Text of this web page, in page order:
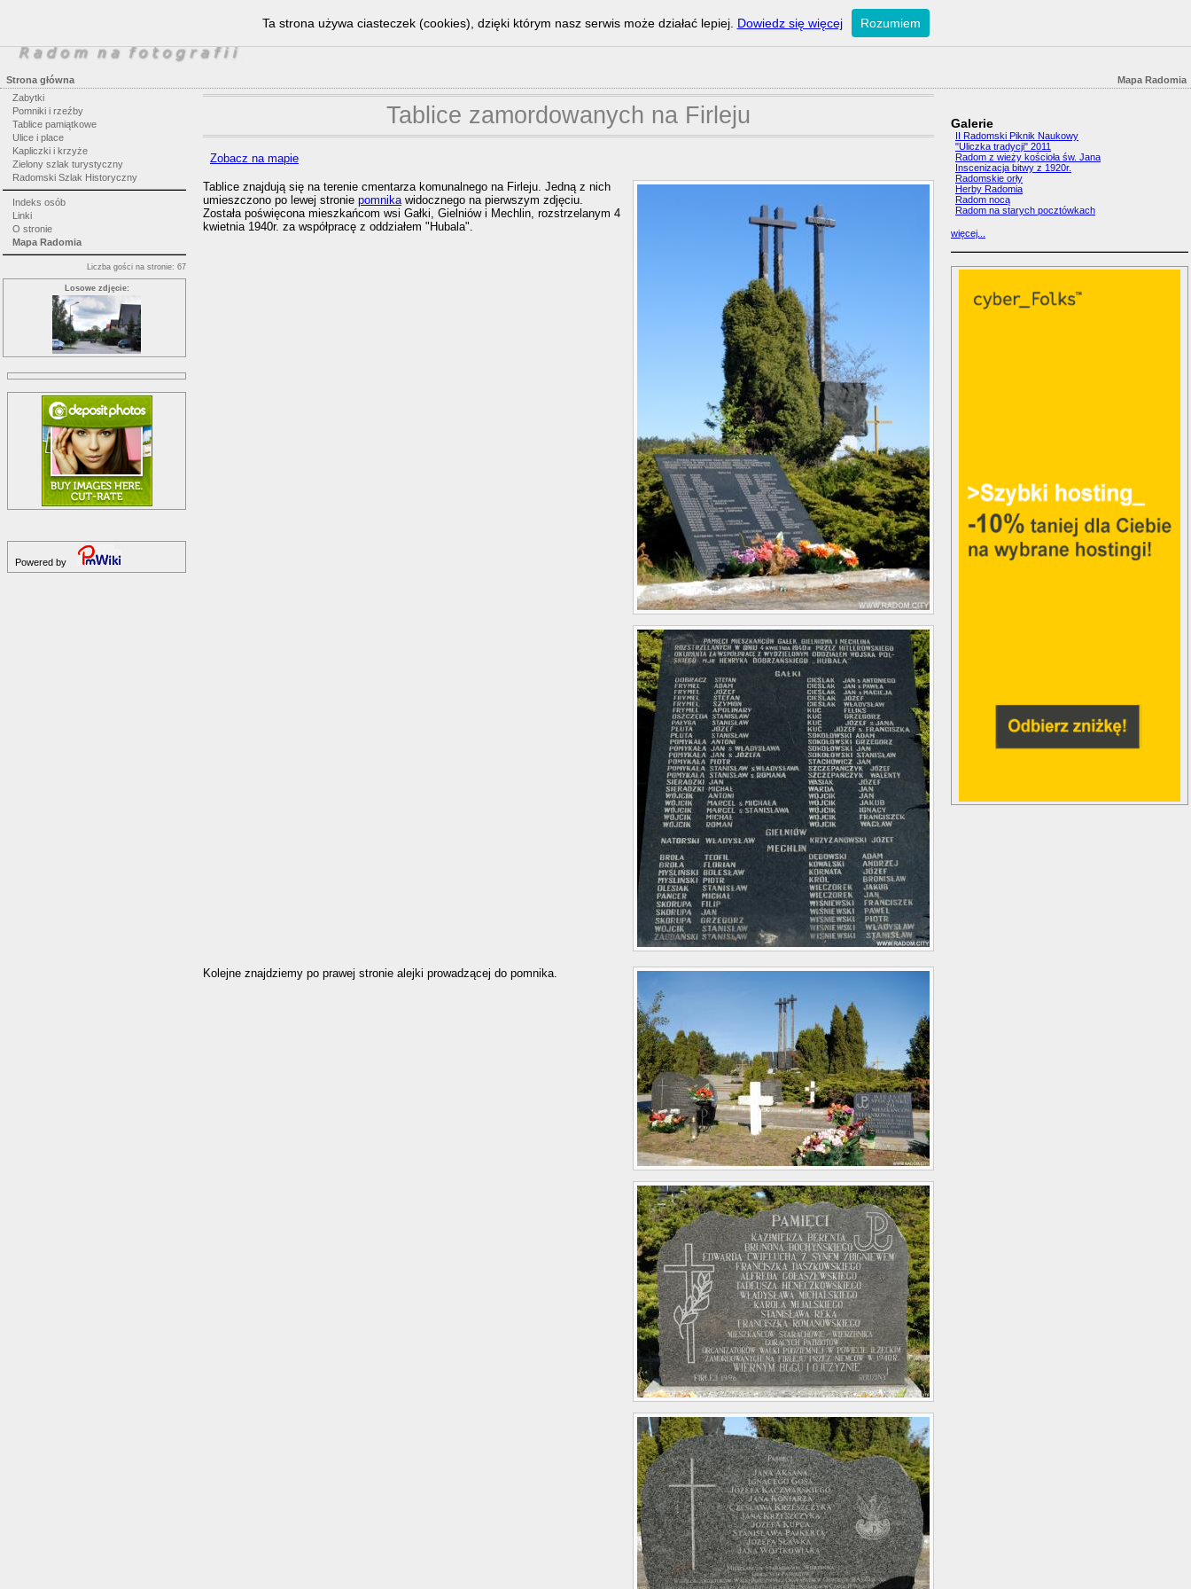
Mapa Radomia
Strona główna
Zabytki
Pomniki i rzeźby
Tablice pamiątkowe
Ulice i place
Kapliczki i krzyże
Zielony szlak turystyczny
Radomski Szlak Historyczny
Indeks osób
Linki
O stronie
Mapa Radomia
Liczba gości na stronie: 67
Losowe zdjęcie:
Powered by
Tablice zamordowanych na Firleju
Zobacz na mapie
Tablice znajdują się na terenie cmentarza komunalnego na Firleju. Jedną z nich
umieszczono po lewej stronie pomnikawidocznego na pierwszym zdjęciu.
Została poświęcona mieszkańcom wsi Gałki, Gielniów i Mechlin, rozstrzelanym 4
kwietnia 1940r. za współpracę z oddziałem "Hubala".
Kolejne znajdziemy po prawej stronie alejki prowadzącej do pomnika.
Galerie
II Radomski Piknik Naukowy
"Uliczka tradycji" 2011
Radom z wieży kościoła św. Jana
Inscenizacja bitwy z 1920r.
Radomskie orły
Herby Radomia
Radom nocą
Radom na starych pocztówkach
więcej...
Ta strona używa ciasteczek (cookies), dzięki którym nasz serwis może działać lepiej. Dowiedz się więcej Rozumiem